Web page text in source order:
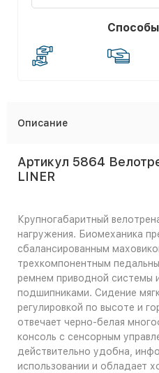
Описание
Артикул 5864
LINER
Крупногабаритный
нагружения. Биомеханика
сбалансированным
трехкомпонентным
ремнем приводной системы
подшипниками. Сидение
регулировкой по высоте и
отвечает черно-белая
консоль с сенсорным
действительно удобна,
использовании и обладает